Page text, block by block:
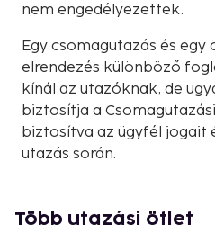
nem engedélyezettek.
Egy csomagutazás és egy
elrendezés különböző
kínál az utazóknak, de
biztosítja a
biztosítva az ügyfél jogait
utazás során.
Több utazási ötlet